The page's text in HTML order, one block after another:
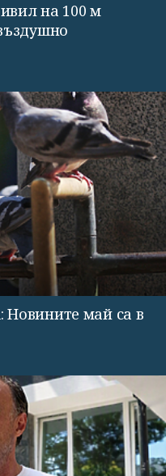
на 100 м
май са в